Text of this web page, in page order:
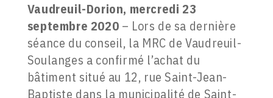
Vaudreuil-Dorion, mercredi 23
septembre 2020 – Lors de sa dernière
séance du conseil, la MRC de Vaudreuil-
Soulanges a confirmé l’achat du
bâtiment situé au 12, rue Saint-Jean-
Baptiste dans la municipalité de Saint-